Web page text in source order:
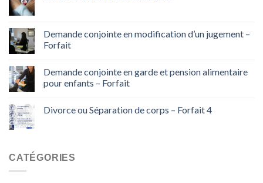
Demande conjointe en modification d’un jugement –
Forfait
Demande conjointe en garde et pension alimentaire
pour enfants – Forfait
Divorce ou Séparation de corps – Forfait 4
CATÉGORIES